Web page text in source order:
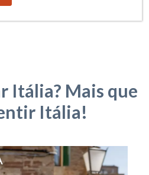
Itália? Mais que
Itália!